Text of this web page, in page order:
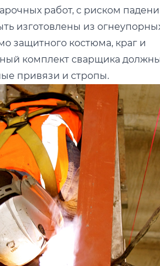
работ, с риском
изготовлены из
защитного костюма, краг и
комплект сварщика
привязи и стропы.